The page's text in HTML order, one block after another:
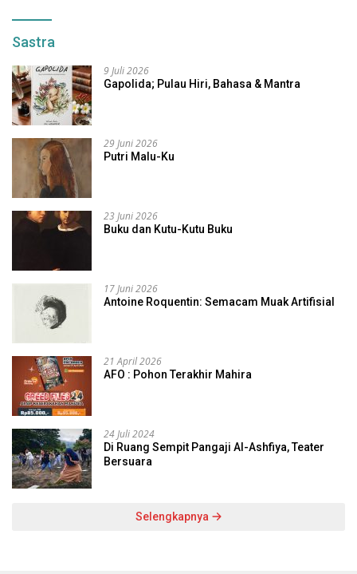
Sastra
9 Juli 2026
Gapolida; Pulau Hiri, Bahasa & Mantra
29 Juni 2026
Putri Malu-Ku
23 Juni 2026
Buku dan Kutu-Kutu Buku
17 Juni 2026
Antoine Roquentin: Semacam Muak Artifisial
21 April 2026
AFO : Pohon Terakhir Mahira
24 Juli 2024
Di Ruang Sempit Pangaji Al-Ashfiya, Teater
Bersuara
Selengkapnya